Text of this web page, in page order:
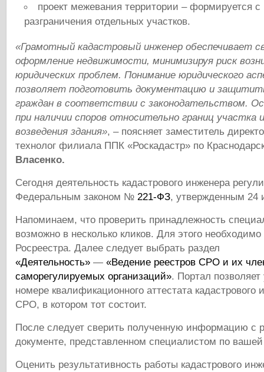
проект межевания территории – формируется
разграничения отдельных участков.
«Грамотный кадастровый инженер обеспечивает
оформление недвижимости, минимизируя риск
юридических проблем. Понимание юридического
позволяет подготовить документацию и
граждан в соответствии с законодательством.
при наличии споров относительно границ участка
возведения здания», – поясняет заместитель
технолог филиала ППК «Роскадастр» по
Власенко.
Сегодня деятельность кадастрового инженера
Федеральным законом № 221-ФЗ, утвержденным 24
Напоминаем, что проверить принадлежность
возможно в несколько кликов. Для этого
Росреестра. Далее следует выбрать раздел
«Деятельность» — «Ведение реестров СРО и их
саморегулируемых организаций». Портал
номере квалификационного аттестата кадастрового
СРО, в котором тот состоит.
После следует сверить полученную информацию с
документе, представленном специалистом по
Оценить результативность работы кадастрового